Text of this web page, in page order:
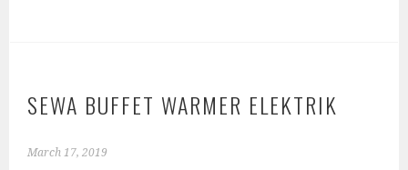
SEWA BUFFET WARMER ELEKTRIK
March 17, 2019